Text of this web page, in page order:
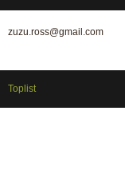
zuzu.ross@gmail.com
Toplist